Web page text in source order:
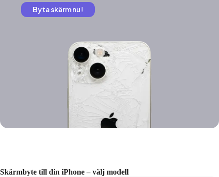
Byta skärm nu!
Skärmbyte till din iPhone – välj modell